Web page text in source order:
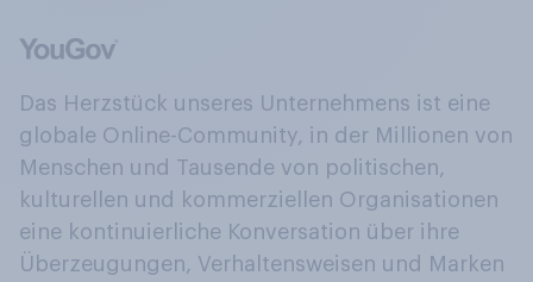
Das Herzstück unseres Unternehmens ist eine
globale Online-Community, in der Millionen von
Menschen und Tausende von politischen,
kulturellen und kommerziellen Organisationen
eine kontinuierliche Konversation über ihre
Überzeugungen, Verhaltensweisen und Marken